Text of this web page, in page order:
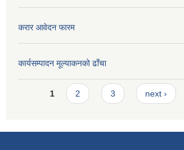
करार आवेदन फारम
कार्यसम्पादन मूल्या‌कनको ढाँचा
Pages
1 2 3 next ›